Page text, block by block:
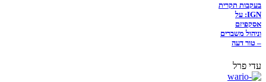
בעקבות תקרית
IGN: על
אסקפיזם
וניהול משברים
– טור דעה
עדי פרל